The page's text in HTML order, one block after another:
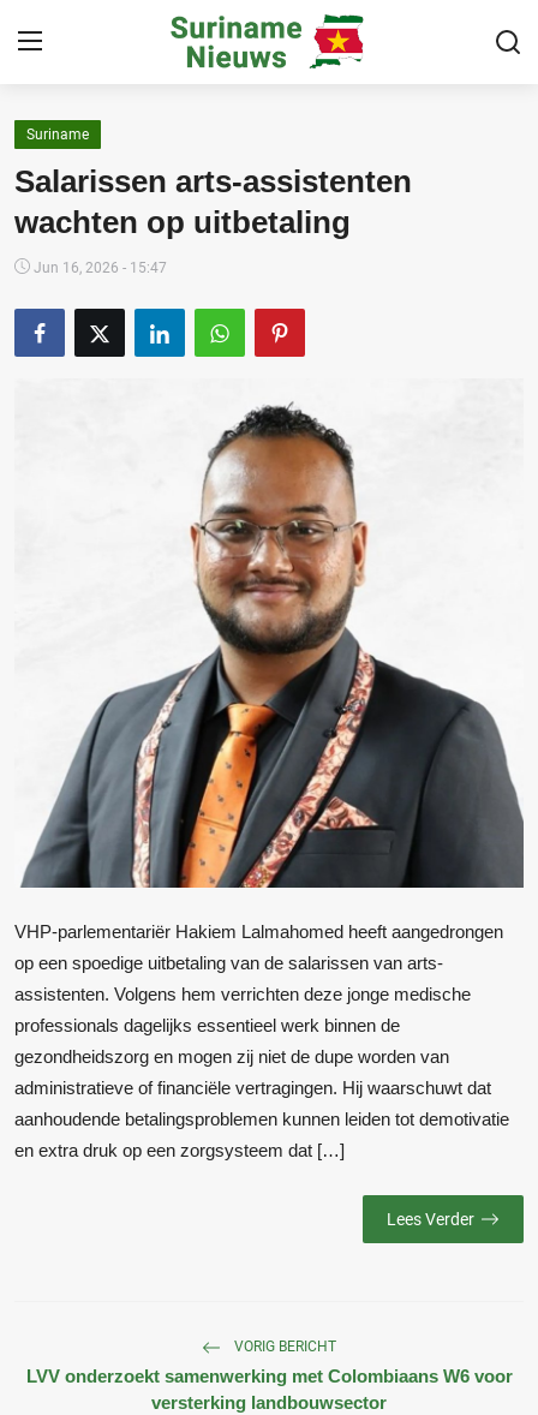
Home
Buitenland
Sport
Cultuur & Media
Suriname
Salarissen arts-assistenten
wachten op uitbetaling
Jun 16, 2026 - 15:47
VHP-parlementariër Hakiem Lalmahomed heeft aangedrongen
op een spoedige uitbetaling van de salarissen van arts-
assistenten. Volgens hem verrichten deze jonge medische
professionals dagelijks essentieel werk binnen de
gezondheidszorg en mogen zij niet de dupe worden van
administratieve of financiële vertragingen. Hij waarschuwt dat
aanhoudende betalingsproblemen kunnen leiden tot demotivatie
en extra druk op een zorgsysteem dat […]
Lees Verder
VORIG BERICHT
LVV onderzoekt samenwerking met Colombiaans W6 voor
versterking landbouwsector